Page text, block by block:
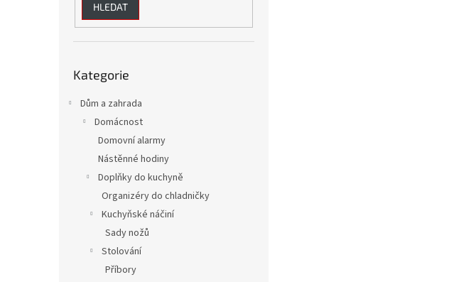
HLEDAT
kategorie
Kategorie
Dům a zahrada
Domácnost
Domovní alarmy
Nástěnné hodiny
Doplňky do kuchyně
Organizéry do chladničky
Kuchyňské náčiní
Sady nožů
Stolování
Příbory